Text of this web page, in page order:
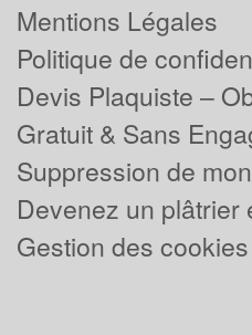
Mentions Légales
Politique de
Devis Plaquiste –
Gratuit & Sans
Suppression de
Devenez un plâtrier
Gestion des cookies